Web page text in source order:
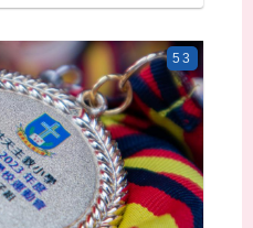
53